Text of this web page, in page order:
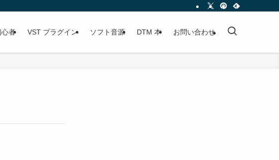
心者 VST プラグイン ソフト音源 DTM 本 お問い合わせ